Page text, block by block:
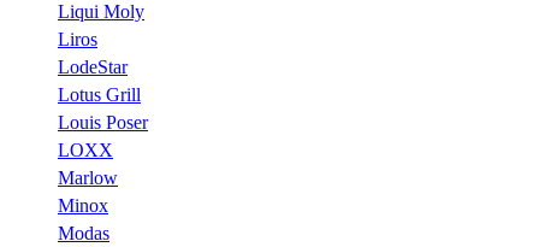
Liqui Moly
Liros
LodeStar
Lotus Grill
Louis Poser
LOXX
Marlow
Minox
Modas